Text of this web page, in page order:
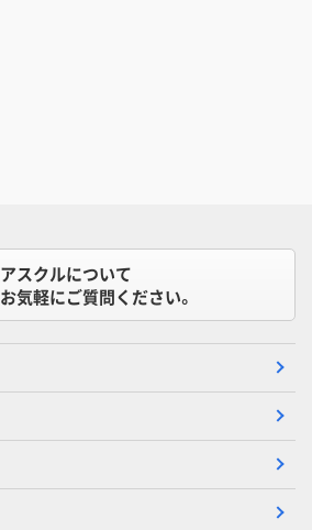
アスクルについて
お気軽にご質問ください。